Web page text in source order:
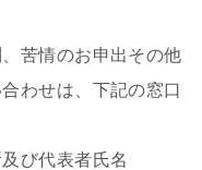
苦情のお申出その他
わせは、下記の窓口
び代表者氏名